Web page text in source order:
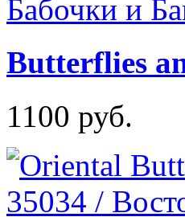
Butterflies
1100 руб.